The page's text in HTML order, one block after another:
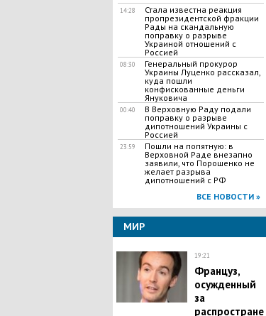
14:28
Стала известна реакция
пропрезидентской фракции
Рады на скандальную
поправку о разрыве
Украиной отношений с
Россией
08:30
Генеральный прокурор
Украины Луценко рассказал,
куда пошли
конфискованные деньги
Януковича
00:40
В Верховную Раду подали
поправку о разрыве
дипотношений Украины с
Россией
23:59
Пошли на попятную: в
Bepxoвной Paде внезапно
заявили, что Порошенко не
желает paзрыва
дипотношений с PФ
ВСЕ НОВОСТИ »
МИР
19:21
Француз,
осужденный
за
распростране